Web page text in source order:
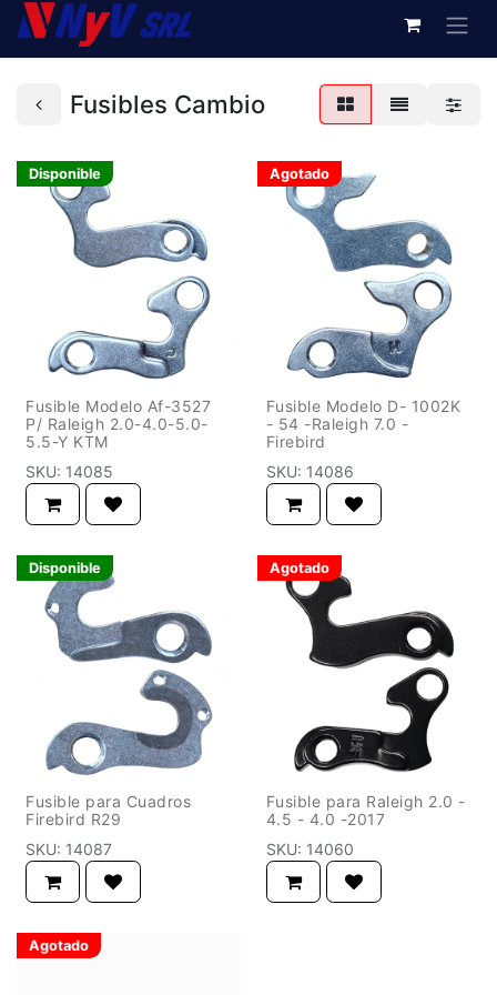
Fusibles Cambio
Disponible
Fusible Modelo Af-3527
P/ Raleigh 2.0-4.0-5.0-
5.5-Y KTM
SKU: 14085
Agotado
Fusible Modelo D- 1002K
- 54 -Raleigh 7.0 -
Firebird
SKU: 14086
Disponible
Fusible para Cuadros
Firebird R29
SKU: 14087
Agotado
Fusible para Raleigh 2.0 -
4.5 - 4.0 -2017
SKU: 14060
Agotado